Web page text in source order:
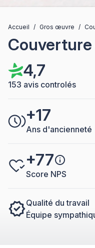
Accueil / Gros œuvre /
4,7
153 avis controlés
+17
Ans d'ancienneté
+77
Score NPS
Qualité du travail
Équipe